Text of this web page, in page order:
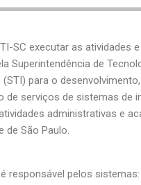
SC executar as atividades
Superintendência de
para o
de serviços de sistemas de
administrativas e
de São Paulo.
responsável pelos sistemas: